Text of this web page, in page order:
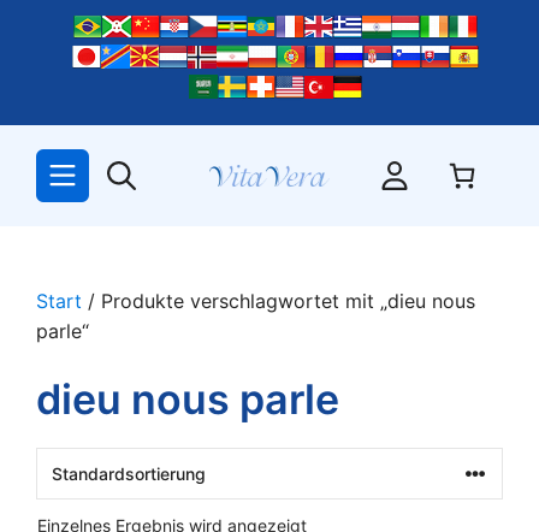
springen
Start / Produkte verschlagwortet mit „dieu nous
parle“
dieu nous parle
Einzelnes Ergebnis wird angezeigt